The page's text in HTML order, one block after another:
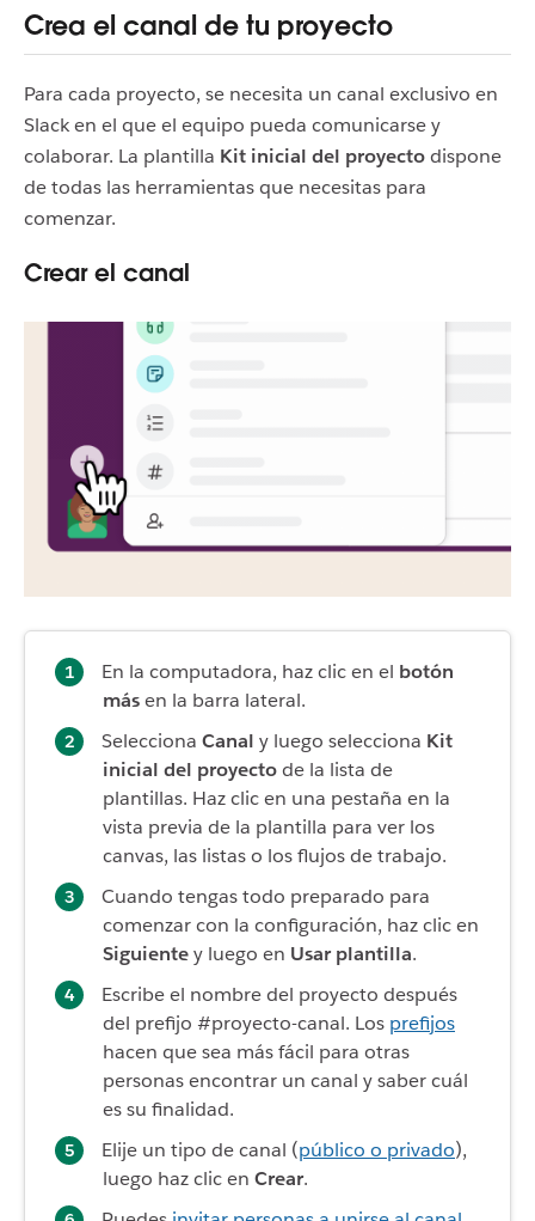
Crea el canal de tu proyecto
Para cada proyecto, se necesita un canal exclusivo en
Slack en el que el equipo pueda comunicarse y
colaborar. La plantilla Kit inicial del proyectodispone
de todas las herramientas que necesitas para
comenzar.
Crear el canal
En la computadora, haz clic en el botón
másen la barra lateral.
Selecciona Canal y luego selecciona Kit
inicial del proyectode la lista de
plantillas. Haz clic en una pestaña en la
vista previa de la plantilla para ver los
canvas, las listas o los flujos de trabajo.
Cuando tengas todo preparado para
comenzar con la configuración, haz clic en
Siguientey luego en Usar plantilla.
Escribe el nombre del proyecto después
del prefijo #proyecto-canal. Los prefijos
hacen que sea más fácil para otras
personas encontrar un canal y saber cuál
es su finalidad.
Elije un tipo de canal (público o privado),
luego haz clic en Crear.